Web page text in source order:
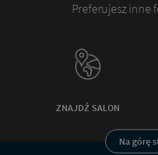
Preferujesz inne
ZNAJDŹ SALON
Na górę